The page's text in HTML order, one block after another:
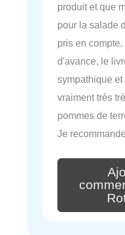
produit et que
pour la salade
pris en
d'avance, le
sympathique
vraiment très
pommes de
Je recommande.